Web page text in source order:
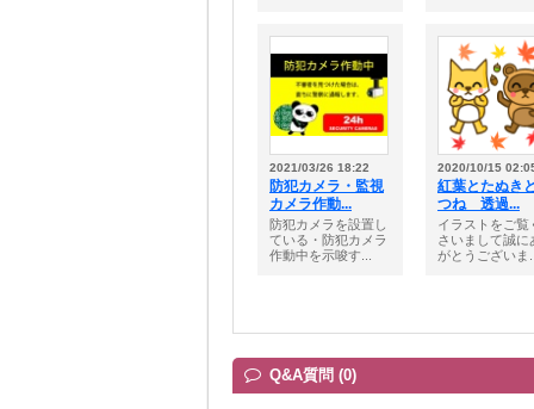
2021/03/26 18:22
防犯カメラ・監視
カメラ作動...
防犯カメラを設置し
ている・防犯カメラ
作動中を示唆す...
2020/10/15
紅葉とたぬき
つね 透過...
イラストをご覧
さいまして誠に
がとうございま
Q&A質問 (0)